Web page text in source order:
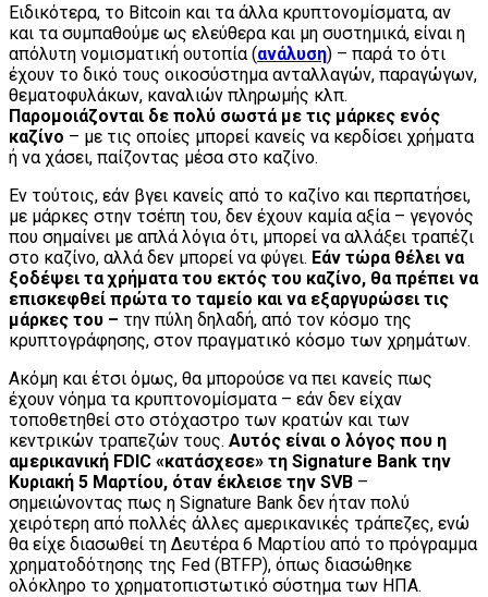
Ειδικότερα, το Bitcoin και τα άλλα κρυπτονομίσματα, αν
και τα συμπαθούμε ως ελεύθερα και μη συστημικά, είναι η
απόλυτη νομισματική ουτοπία (ανάλυση) – παρά το ότι
έχουν το δικό τους οικοσύστημα ανταλλαγών, παραγώγων,
θεματοφυλάκων, καναλιών πληρωμής κλπ.
Παρομοιάζονται δε πολύ σωστά με τις μάρκες ενός
καζίνο – με τις οποίες μπορεί κανείς να κερδίσει χρήματα
ή να χάσει, παίζοντας μέσα στο καζίνο.
Εν τούτοις, εάν βγει κανείς από το καζίνο και περπατήσει,
με μάρκες στην τσέπη του, δεν έχουν καμία αξία – γεγονός
που σημαίνει με απλά λόγια ότι, μπορεί να αλλάξει τραπέζι
στο καζίνο, αλλά δεν μπορεί να φύγει. Εάν τώρα θέλει να
ξοδέψει τα χρήματα του εκτός του καζίνο, θα πρέπει να
επισκεφθεί πρώτα το ταμείο και να εξαργυρώσει τις
μάρκες του – την πύλη δηλαδή, από τον κόσμο της
κρυπτογράφησης, στον πραγματικό κόσμο των χρημάτων.
Ακόμη και έτσι όμως, θα μπορούσε να πει κανείς πως
έχουν νόημα τα κρυπτονομίσματα – εάν δεν είχαν
τοποθετηθεί στο στόχαστρο των κρατών και των
κεντρικών τραπεζών τους. Αυτός είναι ο λόγος που η
αμερικανική FDIC «κατάσχεσε» τη Signature Bank την
Κυριακή 5 Μαρτίου, όταν έκλεισε την SVB –
σημειώνοντας πως η Signature Bank δεν ήταν πολύ
χειρότερη από πολλές άλλες αμερικανικές τράπεζες, ενώ
θα είχε διασωθεί τη Δευτέρα 6 Μαρτίου από το πρόγραμμα
χρηματοδότησης της Fed (BTFP), όπως διασώθηκε
ολόκληρο το χρηματοπιστωτικό σύστημα των ΗΠΑ.